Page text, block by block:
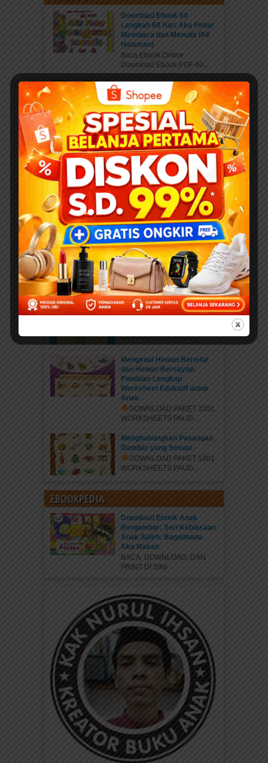
Download Ebook 60
Langkah 60 Hari Aku Pintar
Membaca dan Menulis (64
Halaman)
Baca Ebook Online
Download Ebook PDF 60...
Kisah Menakjubkan 25 Nabi
dan Rasul
Pahala Sedekah jariyah
ebook PDF “Kisah...
Download 400 Judul Ebook
Anak Isi 10+ Ribu Halaman
PDF Karya Kak Nurul Ihsan
DOWNLOAD EBOOK
ANAK DENGAN DONASI...
Daftar Anggota Elibrary.id
Daftar di sini Salam Sahabat
elibrary.id...
Mengenal Jenis Kaki
Binatang: Petualangan Rara
di Hutan Ajaib
DOWNLOAD PAKET 1001
WORKSHEETS PAUD...
Belajar Mengenal Jenis-
Jenis Kaki Binatang
WORKSHEETS PAUD...
Mengenal Hewan Bertelur
dan Hewan Bersayap:
Panduan Lengkap
Worksheet Edukatif untuk
Anak
DOWNLOAD PAKET 1001
WORKSHEETS PAUD...
Menghubungkan Pasangan
Gambar yang Sesuai
DOWNLOAD PAKET 1001
WORKSHEETS PAUD...
EBOOKPEDIA
Download Ebook Anak
Bergambar: Seri Kebiasaan
Anak Saleh; Bagaimana
Aku Makan
BACA, DOWNLOAD, DAN
PRINT DI SINI